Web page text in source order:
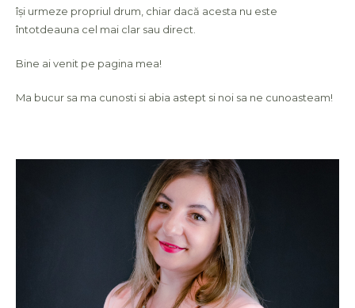
își urmeze propriul drum, chiar dacă acesta nu este
întotdeauna cel mai clar sau direct.
Bine ai venit pe pagina mea!
Ma bucur sa ma cunosti si abia astept si noi sa ne cunoasteam!